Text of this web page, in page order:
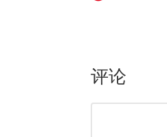
评论